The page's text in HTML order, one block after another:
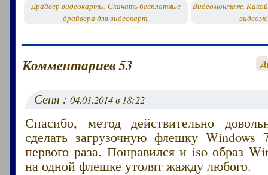
Драйвер видеокарты. Скачать бесплатные
драйвера для видеокарт.
Видеомонтаж.
Комментариев 53
Сеня :04.01.2014 в 18:22
Спасибо, метод действительно
сделать загрузочную флешку Windows
первого раза. Понравился и iso образ
на одной флешке утолят жажду любого.